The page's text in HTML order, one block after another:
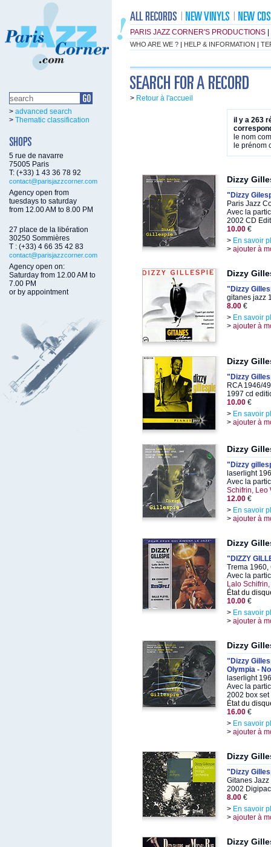
PARIS JAZZ CORNER'S PRODUCTIONS
WHO ARE WE ? | HELP & INFORMATION |
> advanced search
> Thematic classification
5 rue de navarre
75005 Paris
T: (+33) 1 43 36 78 92
contact@parisjazzcorner.com
Agency open from
tuesdays to saturday
from 12.00 AM to 8.00 PM
27 place de la libération
30250 Sommières
T : (+33) 4 66 35 42 83
contact@parisjazzcorner.com
Agency open on:
Saturday from 12.00 AM to
7.00 PM
or by appointment
> Retour à l'accueil
il y a 263
le nom
le prénom
Dizzy
"Dizzy
Paris Jazz
Avec la
2002 CD
10.00 €
> En savoir
> ajouter à
Dizzy
"Dizzy
gitanes jazz
8.00 €
> En savoir
> ajouter à
Dizzy
"Dizzy
RCA 1946/
1997 cd
10.00 €
> En savoir
> ajouter à
Dizzy
"Dizzy
laserlight
Avec la
Schifrin, Leo
12.00 €
> En savoir
> ajouter à
Dizzy
"DIZZY
Trema 1960,
Avec la
Lalo
État du
10.00 €
> En savoir
> ajouter à
Dizzy
"Dizzy
Olympia -
laserlight
Avec la
2002 box set
État du
16.00 €
> En savoir
> ajouter à
Dizzy
"Dizzy
Gitanes
2002
8.00 €
> En savoir
> ajouter à
Dizzy